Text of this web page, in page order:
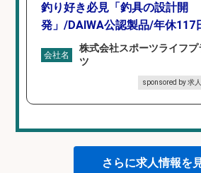
釣り好き必見「釣具の設計開
発」/DAIWA公認製品/年休117
会社名
株式会社スポーツライフプ
ツ
sponsored by 求
さらに求人情報を